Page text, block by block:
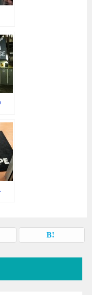
シ
シ
シ